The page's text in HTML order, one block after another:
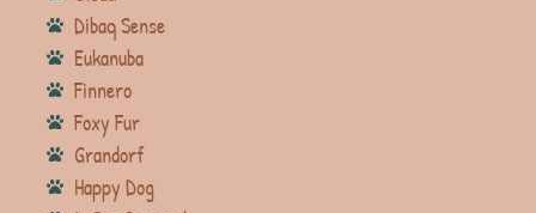
Dibaq Sense
Eukanuba
Finnero
Foxy Fur
Grandorf
Happy Dog